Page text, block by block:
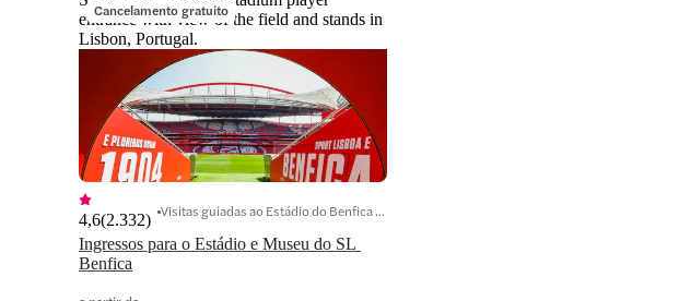
Cancelamento gratuito
entrance with view of the field and stands in
Lisbon, Portugal.
Ingressos para o Estádio e Museu do SL
Benfica
4,6(2.332) Visitas guiadas ao Estádio do Benfica e ao Museu do SL Benfica